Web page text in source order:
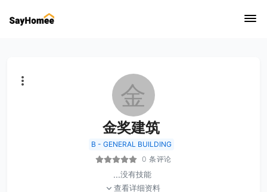
金
金奖建筑
B - GENERAL BUILDING
0 条评论
...没有技能
查看详细资料